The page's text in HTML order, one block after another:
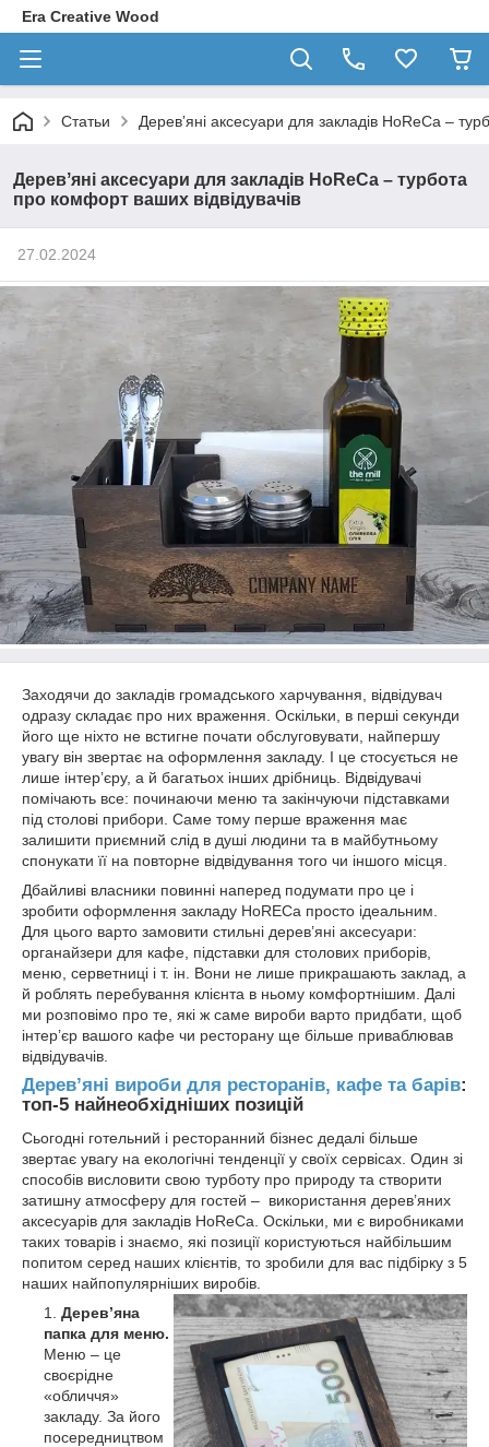
Era Creative Wood
Статьи Деревʼяні аксесуари для закладів HoReCa –
Деревʼяні аксесуари для закладів HoReCa – турбота
про комфорт ваших відвідувачів
27.02.2024
Заходячи до закладів громадського харчування, відвідувач
одразу складає про них враження. Оскільки, в перші секунди
його ще ніхто не встигне почати обслуговувати, найпершу
увагу він звертає на оформлення закладу. І це стосується не
лише інтер’єру, а й багатьох інших дрібниць. Відвідувачі
помічають все: починаючи меню та закінчуючи підставками
під столові прибори. Саме тому перше враження має
залишити приємний слід в душі людини та в майбутньому
спонукати її на повторне відвідування того чи іншого місця.
Дбайливі власники повинні наперед подумати про це і
зробити оформлення закладу HoRECa просто ідеальним.
Для цього варто замовити стильні дерев’яні аксесуари:
органайзери для кафе, підставки для столових приборів,
меню, серветниці і т. ін. Вони не лише прикрашають заклад, а
й роблять перебування клієнта в ньому комфортнішим. Далі
ми розповімо про те, які ж саме вироби варто придбати, щоб
інтер’єр вашого кафе чи ресторану ще більше приваблював
відвідувачів.
Дерев’яні вироби для ресторанів, кафе та барів:
топ-5 найнеобхідніших позицій
Сьогодні готельний і ресторанний бізнес дедалі більше
звертає увагу на екологічні тенденції у своїх сервісах. Один зі
способів висловити свою турботу про природу та створити
затишну атмосферу для гостей – використання дерев’яних
аксесуарів для закладів HoReCa. Оскільки, ми є виробниками
таких товарів і знаємо, які позиції користуються найбільшим
попитом серед наших клієнтів, то зробили для вас підбірку з 5
наших найпопулярніших виробів.
Дерев’яна
папка для меню.
Меню – це
своєрідне
«обличчя»
закладу. За його
посередництвом